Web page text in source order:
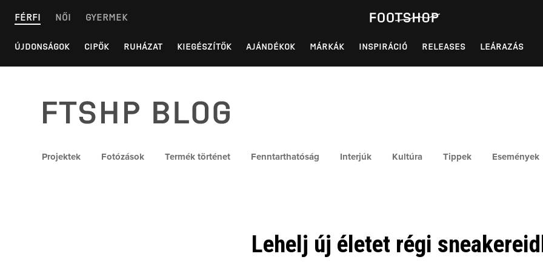
FÉRFI NŐI GYERMEK
ÚJDONSÁGOK CIPŐK RUHÁZAT KIEGÉSZÍTŐK AJÁNDÉKOK MÁRKÁK INSPIRÁCIÓ RELEASES LEÁRAZÁS
FTSHP blog
Projektek Fotózások Termék történet Fenntarthatóság Interjúk Kultúra Tippek Események
Lehelj új életet régi